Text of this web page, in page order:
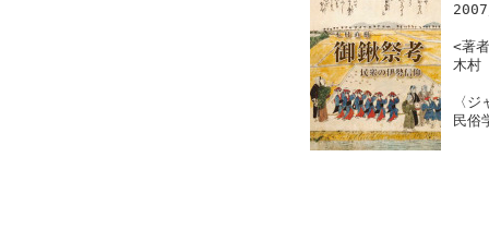
<著
木村
〈
民俗